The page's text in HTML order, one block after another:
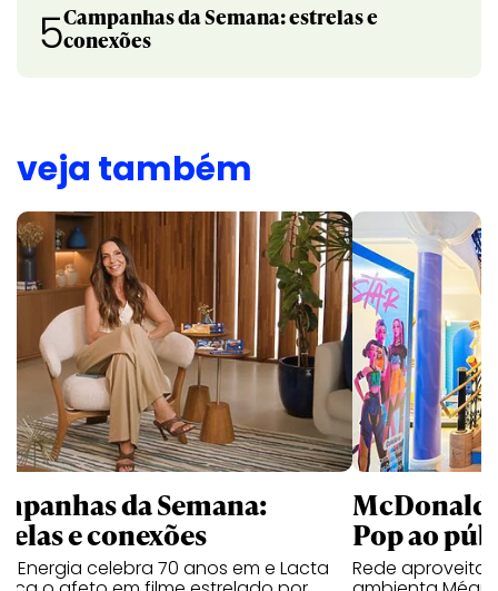
5Campanhas da Semana: estrelas e
conexões
veja também
da Semana:
e conexões
Energia celebra 70 anos em e Lacta
Pop ao
Rede aproveita